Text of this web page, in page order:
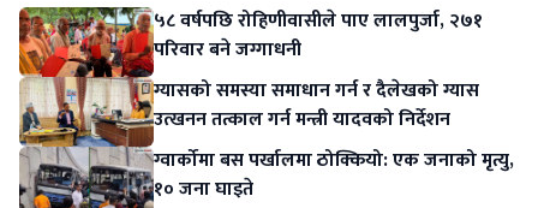
५८ वर्षपछि रोहिणीवासीले पाए लालपुर्जा, २७१
परिवार बने जग्गाधनी
ग्यासको समस्या समाधान गर्न र दैलेखको ग्यास
उत्खनन तत्काल गर्न मन्त्री यादवको निर्देशन
ग्वार्कोमा बस पर्खालमा ठोक्कियो: एक जनाको मृत्यु,
१० जना घाइते